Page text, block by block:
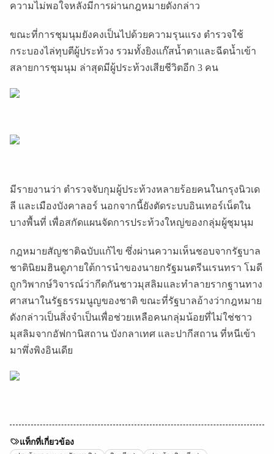
ความไม่พอใจหลังมีการผ่านกฎหมายดังกล่าว
ขณะที่การชุมนุมยังคงเป็นไปด้วยความรุนแรง ตำรวจใช้
กระบองไล่ทุบตีผู้ประท้วง รวมทั้งยิงแก๊สน้ำตาและฉีดน้ำเข้า
สลายการชุมนุม ล่าสุดมีผู้ประท้วงเสียชีวิตอีก 3 คน
มีรายงานว่า ตำรวจจับกุมผู้ประท้วงหลายร้อยคนในกรุงนิวเด
ลี และเมืองบังคาลอร์ นอกจากนี้ยังตัดระบบอินเทอร์เน็ตใน
บางพื้นที่ เพื่อสกัดแผนจัดการประท้วงใหญ่ของกลุ่มผู้ชุมนุม
กฎหมายสัญชาติฉบับแก้ไข ซึ่งผ่านความเห็นชอบจากรัฐบาล
ชาตินิยมฮินดูภายใต้การนำของนายกรัฐมนตรีนเรนทรา โมดี
ถูกวิพากษ์วิจารณ์ว่ากีดกันชาวมุสลิมและทำลายรากฐานทาง
ศาสนาในรัฐธรรมนูญของชาติ ขณะที่รัฐบาลอ้างว่ากฎหมาย
ดังกล่าวเป็นสิ่งจำเป็นเพื่อช่วยเหลือคนกลุ่มน้อยที่ไม่ใช่ชาว
มุสลิมจากอัฟกานิสถาน บังกลาเทศ และปากีสถาน ที่หนีเข้า
มาพึ่งพิงอินเดีย
แท็กที่เกี่ยวข้อง